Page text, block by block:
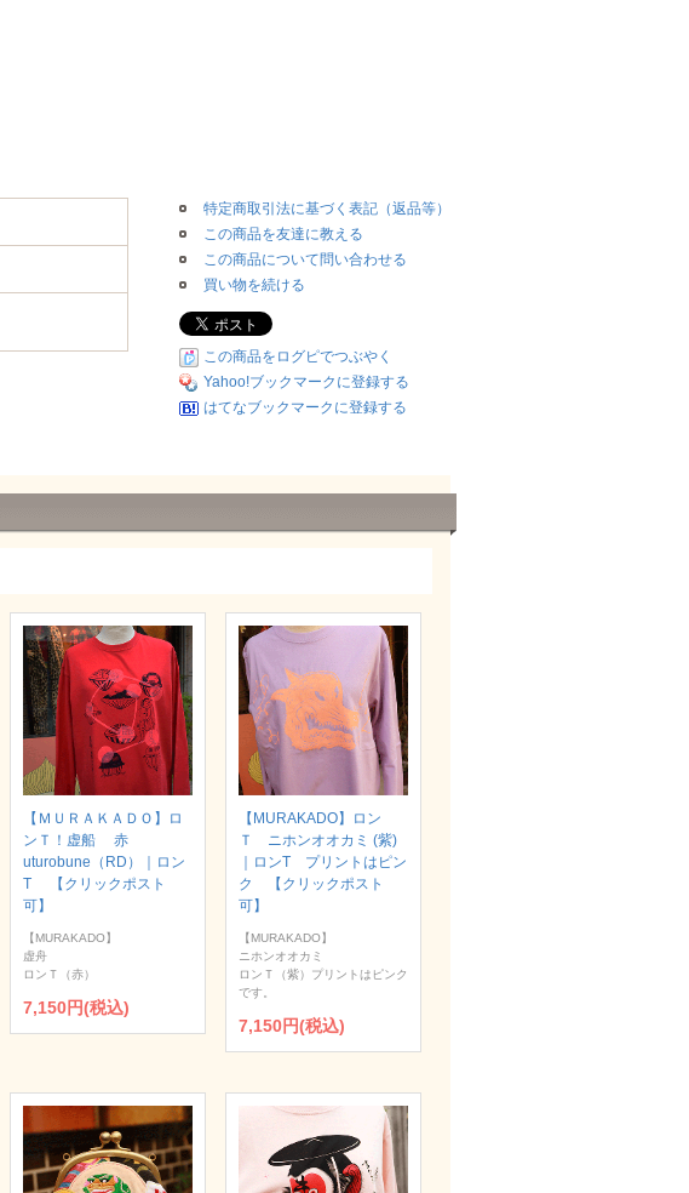
特定商取引法に基づく表記（返品等）
この商品を友達に教える
この商品について問い合わせる
買い物を続ける
この商品をログピでつぶやく
Yahoo!ブックマークに登録する
はてなブックマークに登録する
【ＭＵＲＡＫＡＤＯ】ロ
ンＴ！虚船 赤
uturobune（RD）｜ロン
T 【クリックポスト
可】
【MURAKADO】
虚舟
ロンＴ（赤）
7,150円(税込)
【MURAKADO】ロン
Ｔ ニホンオオカミ (紫)
｜ロンT プリントはピン
ク 【クリックポスト
可】
【MURAKADO】
ニホンオオカミ
ロンＴ（紫）プリントはピンク
です。
7,150円(税込)